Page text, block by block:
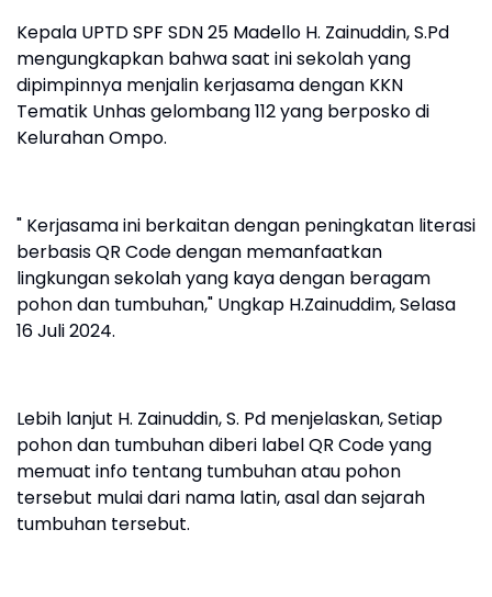
Kepala UPTD SPF SDN 25 Madello H. Zainuddin, S.Pd
mengungkapkan bahwa saat ini sekolah yang
dipimpinnya menjalin kerjasama dengan KKN
Tematik Unhas gelombang 112 yang berposko di
Kelurahan Ompo.
" Kerjasama ini berkaitan dengan peningkatan literasi
berbasis QR Code dengan memanfaatkan
lingkungan sekolah yang kaya dengan beragam
pohon dan tumbuhan," Ungkap H.Zainuddim, Selasa
16 Juli 2024.
Lebih lanjut H. Zainuddin, S. Pd menjelaskan, Setiap
pohon dan tumbuhan diberi label QR Code yang
memuat info tentang tumbuhan atau pohon
tersebut mulai dari nama latin, asal dan sejarah
tumbuhan tersebut.